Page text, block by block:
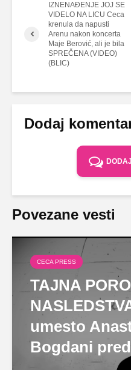
IZNENAĐENJE JOJ SE
VIDELO NA LICU Ceca
krenula da napusti
Arenu nakon koncerta
Maje Berović, ali je bila
SPREČENA (VIDEO)
(BLIC)
Dodaj
Povezane vesti
CECA PRESS
TAJNA
umesto
Bogdani